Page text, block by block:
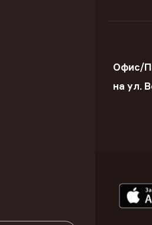
Офис/
на ул.